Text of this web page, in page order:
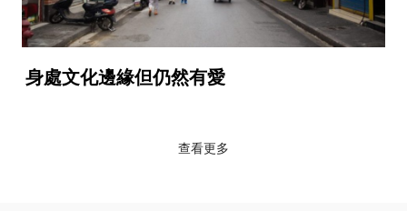
身處文化邊緣但仍然有愛
查看更多